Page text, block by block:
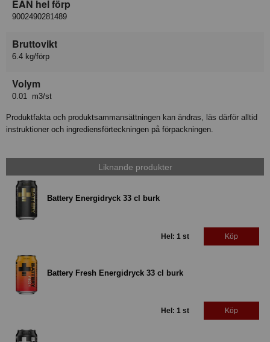
EAN hel förp
9002490281489
Bruttovikt
6.4 kg/förp
Volym
0.01 m3/st
Produktfakta och produktsammansättningen kan ändras, läs därför alltid
instruktioner och ingrediensförteckningen på förpackningen.
Liknande produkter
Battery Energidryck 33 cl burk
Hel: 1 st Köp
Battery Fresh Energidryck 33 cl burk
Hel: 1 st Köp